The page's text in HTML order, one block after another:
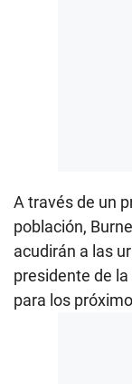
A través de un
población,
acudirán a las
presidente de
para los